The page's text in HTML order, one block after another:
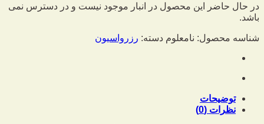
در حال حاضر این محصول در انبار موجود نیست و در دسترس نمی
باشد.
شناسه محصول: نامعلوم دسته: رزرواسیون
توضیحات
نظرات (0)